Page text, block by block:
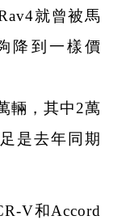
就曾被馬
降到一樣價
輛，其中2萬
是去年同期
V和Accord